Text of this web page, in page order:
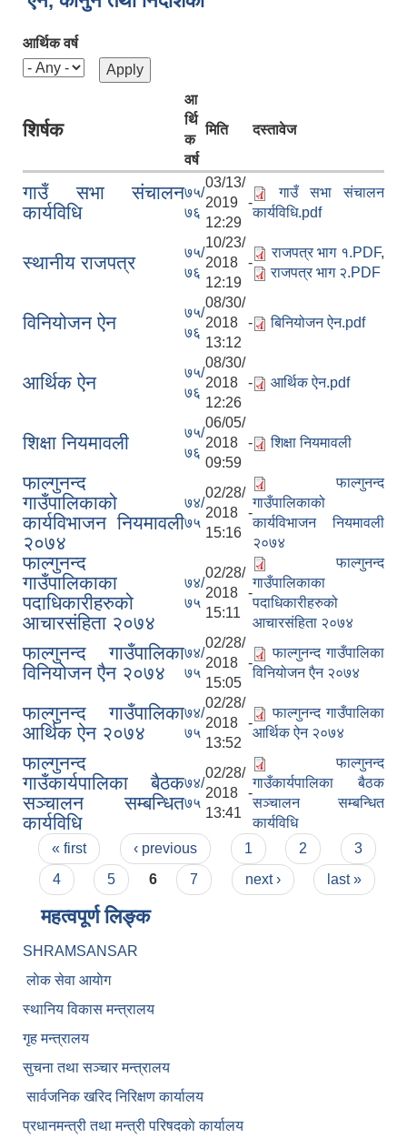
आर्थिक वर्ष
शिर्षक
आ
र्थि
क
वर्ष
मिति दस्तावेज
गाउँ सभा संचालन
कार्यविधि
७५/
७६
03/13/
2019 -
12:29
गाउँ सभा संचालन
कार्यविधि.pdf
स्थानीय राजपत्र
७५/
७६
10/23/
2018 -
12:19
राजपत्र भाग १.PDF,
राजपत्र भाग २.PDF
विनियोजन ऐन
७५/
७६
08/30/
2018 -
13:12
बिनियोजन ऐन.pdf
आर्थिक ऐन
७५/
७६
08/30/
2018 -
12:26
आर्थिक ऐन.pdf
शिक्षा नियमावली
७५/
७६
06/05/
2018 -
09:59
शिक्षा नियमावली
फाल्गुनन्द
गाउँपालिकाको
कार्यविभाजन नियमावली
२०७४
७४/
७५
02/28/
2018 -
15:16
फाल्गुनन्द
गाउँपालिकाको
कार्यविभाजन नियमावली
२०७४
फाल्गुनन्द
गाउँपालिकाका
पदाधिकारीहरुको
आचारसंहिता २०७४
७४/
७५
02/28/
2018 -
15:11
फाल्गुनन्द
गाउँपालिकाका
पदाधिकारीहरुको
आचारसंहिता २०७४
फाल्गुनन्द गाउँपालिका
विनियोजन एैन २०७४
७४/
७५
02/28/
2018 -
15:05
फाल्गुनन्द गाउँपालिका
विनियोजन एैन २०७४
फाल्गुनन्द गाउँपालिका
आर्थिक ऐन २०७४
७४/
७५
02/28/
2018 -
13:52
फाल्गुनन्द गाउँपालिका
आर्थिक ऐन २०७४
फाल्गुनन्द
गाउँकार्यपालिका बैठक
सञ्चालन सम्बन्धित
कार्यविधि
७४/
७५
02/28/
2018 -
13:41
फाल्गुनन्द
गाउँकार्यपालिका बैठक
सञ्चालन सम्बन्धित
कार्यविधि
Pages
« first ‹ previous 1 2
3
4
5 6 7 next › last »
महत्वपूर्ण लिङ्क
SHRAMSANSAR
लाेक सेवा आयाेग
स्थानिय विकास मन्त्रालय
गृह मन्त्रालय
सुचना तथा सञ्चार मन्त्रालय
सार्वजनिक खरिद निरिक्षण कार्यालय
प्रधानमन्त्री तथा मन्त्री परिषदकाे कार्यालय